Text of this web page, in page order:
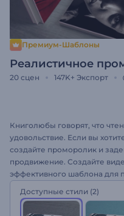
Премиум-Шаблоны
Реалистичное
20 сцен 147K+ Экспорт
Книголюбы говорят, что
удовольствие. Если вы
создайте проморолик и
продвижение. Создайте
эффективного шаблона для
книги и привлечения
Доступные стили (2)